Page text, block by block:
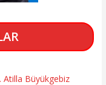
Büyükgebiz